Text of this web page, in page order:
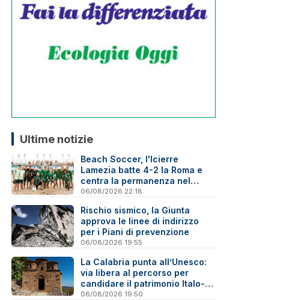
Ultime notizie
Beach Soccer, l'Icierre
Lamezia batte 4-2 la Roma e
centra la permanenza nel
massimo torneo nazionale
06/08/2026 22:18
Rischio sismico, la Giunta
approva le linee di indirizzo
per i Piani di prevenzione
06/08/2026 19:55
La Calabria punta all’Unesco:
via libera al percorso per
candidare il patrimonio Italo-
Greco medievale
06/08/2026 19:50